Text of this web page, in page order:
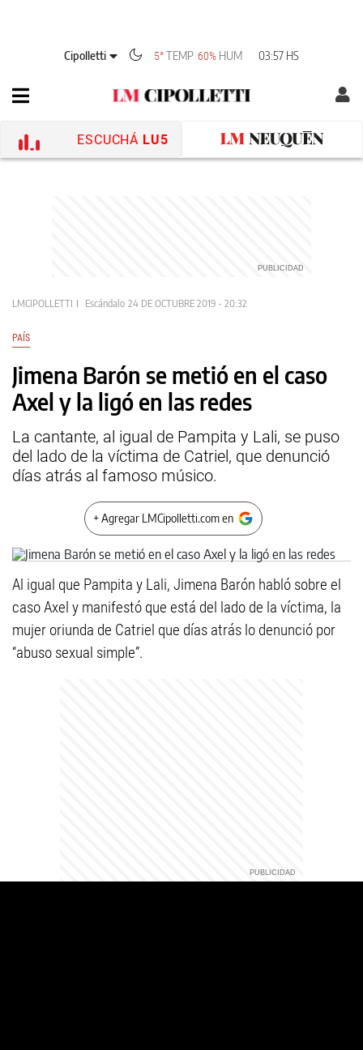
Cipolletti 5°TEMP 60% HUM 03:57 HS
ESCUCHÁ LU5
LMCIPOLLETTI Escándalo 24 DE OCTUBRE 2019 - 20:32
PAÍS
Jimena Barón se metió en el caso
Axel y la ligó en las redes
La cantante, al igual de Pampita y Lali, se puso
del lado de la víctima de Catriel, que denunció
días atrás al famoso músico.
+ Agregar LMCipolletti.com en
Al igual que Pampita y Lali, Jimena Barón habló sobre el
caso Axel y manifestó que está del lado de la víctima, la
mujer oriunda de Catriel que días atrás lo denunció por
“abuso sexual simple”.